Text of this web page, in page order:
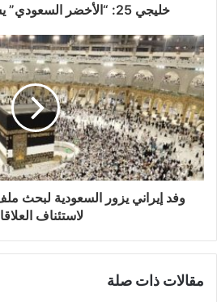
خليجي 25: “الأخضر السعودي” يسعى للتأهل المبكر
وفد إيراني يزور السعودية لبحث
لاستئناف
مقالات ذات صلة